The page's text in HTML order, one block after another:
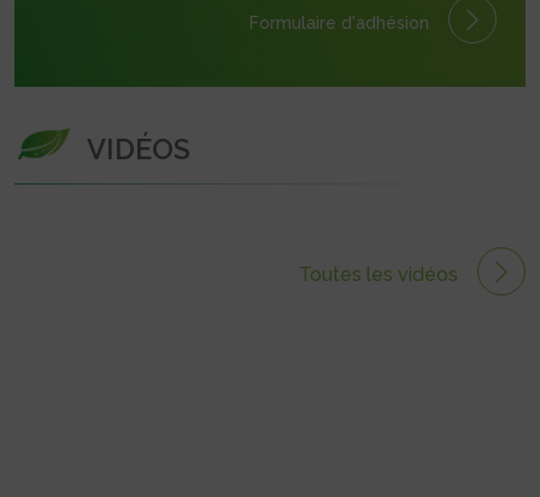
Formulaire d'adhésion
VIDÉOS
Toutes les vidéos